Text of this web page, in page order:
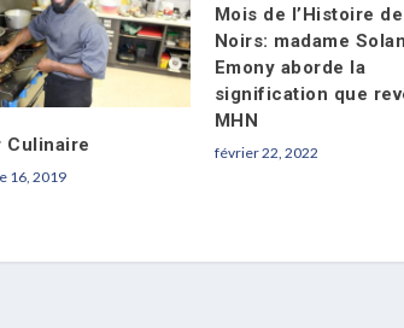
Culinaire
16, 2019
Mois de l’Histoire
Noirs: madame
Emony aborde la
signification que
MHN
février 22, 2022